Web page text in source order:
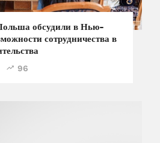
обсудили в Нью-
сотрудничества в
96